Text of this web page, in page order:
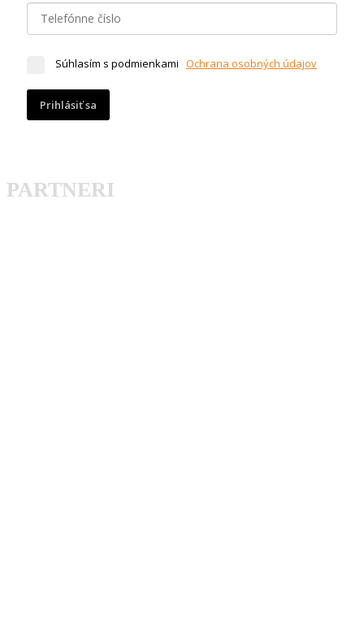
Súhlasím s podmienkami Ochrana osobných údajov
Prihlásiť sa
PARTNERI